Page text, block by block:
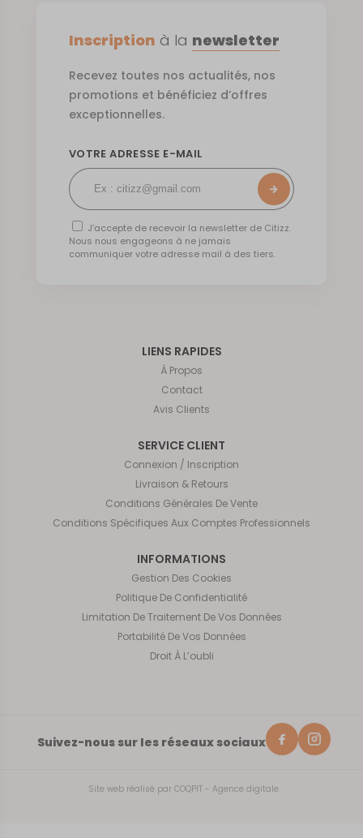
LIENS RAPIDES
À Propos
Contact
Avis Clients
SERVICE CLIENT
Connexion / Inscription
Livraison & Retours
Conditions Générales De Vente
Conditions Spécifiques Aux Comptes Professionnels
INFORMATIONS
Gestion Des Cookies
Politique De Confidentialité
Limitation De Traitement De Vos Données
Portabilité De Vos Données
Droit À L’oubli
Suivez-nous sur les réseaux sociaux
Site web réalisé par COQPIT - Agence digitale
Inscription à la newsletter
Recevez toutes nos actualités, nos
promotions et bénéficiez d’offres
exceptionnelles.
VOTRE ADRESSE E-MAIL
J’accepte de recevoir la newsletter de Citizz.
Nous nous engageons à ne jamais
communiquer votre adresse mail à des tiers.